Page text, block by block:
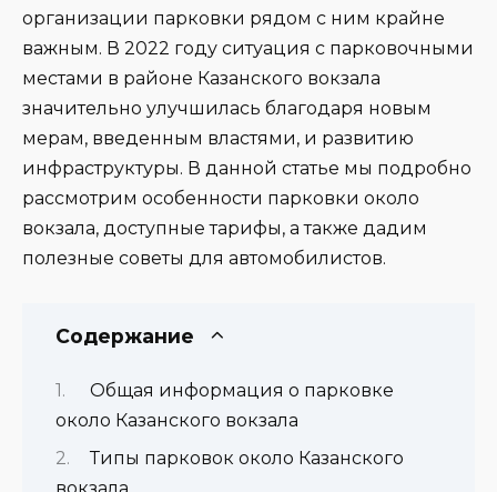
организации парковки рядом с ним крайне
важным. В 2022 году ситуация с парковочными
местами в районе Казанского вокзала
значительно улучшилась благодаря новым
мерам, введенным властями, и развитию
инфраструктуры. В данной статье мы подробно
рассмотрим особенности парковки около
вокзала, доступные тарифы, а также дадим
полезные советы для автомобилистов.
Содержание
Общая информация о парковке
около Казанского вокзала
Типы парковок около Казанского